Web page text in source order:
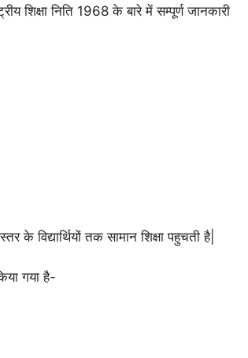
शिक्षा निति 1968 के बारे में सम्पूर्ण जानकारी
के विद्यार्थियों तक सामान शिक्षा पहुचती है|
गया है-